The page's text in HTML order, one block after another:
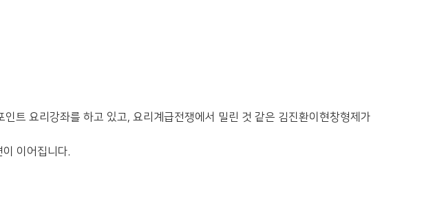
트 요리강좌를 하고 있고, 요리계급전쟁에서 밀린 것 같은 김진환이현창형제가
이어집니다.